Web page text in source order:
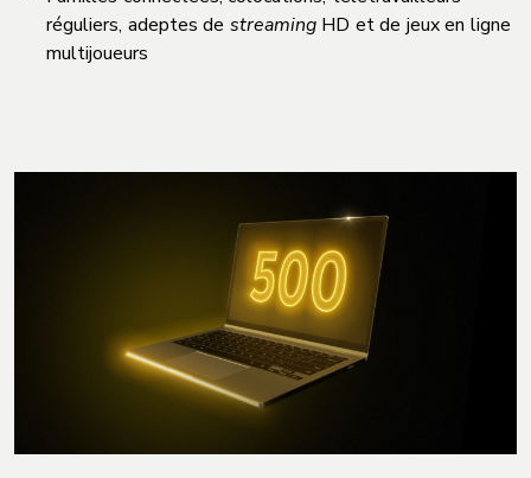
réguliers, adeptes de streamingHD et de jeux en ligne
multijoueurs